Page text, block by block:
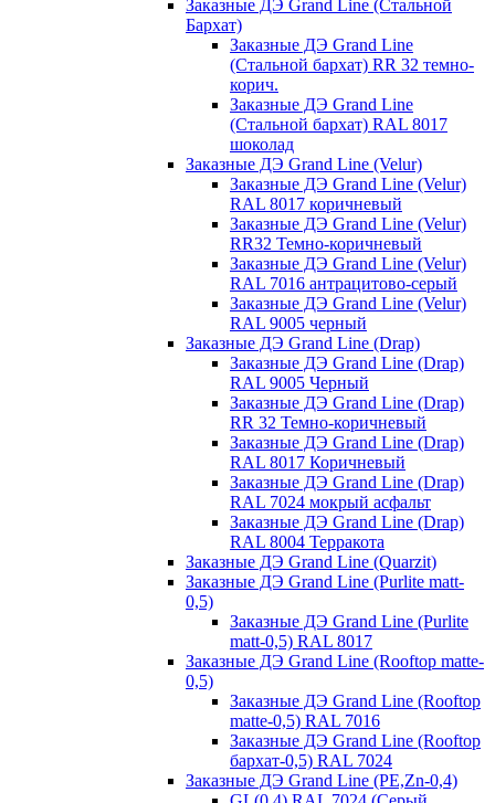
Заказные ДЭ Grand Line (Стальной
Бархат)
Заказные ДЭ Grand Line
(Стальной бархат) RR 32 темно-
корич.
Заказные ДЭ Grand Line
(Стальной бархат) RAL 8017
шоколад
Заказные ДЭ Grand Line (Velur)
Заказные ДЭ Grand Line (Velur)
RAL 8017 коричневый
Заказные ДЭ Grand Line (Velur)
RR32 Темно-коричневый
Заказные ДЭ Grand Line (Velur)
RAL 7016 антрацитово-серый
Заказные ДЭ Grand Line (Velur)
RAL 9005 черный
Заказные ДЭ Grand Line (Drap)
Заказные ДЭ Grand Line (Drap)
RAL 9005 Черный
Заказные ДЭ Grand Line (Drap)
RR 32 Темно-коричневый
Заказные ДЭ Grand Line (Drap)
RAL 8017 Коричневый
Заказные ДЭ Grand Line (Drap)
RAL 7024 мокрый асфальт
Заказные ДЭ Grand Line (Drap)
RAL 8004 Терракота
Заказные ДЭ Grand Line (Quarzit)
Заказные ДЭ Grand Line (Purlite matt-
0,5)
Заказные ДЭ Grand Line (Purlite
matt-0,5) RAL 8017
Заказные ДЭ Grand Line (Rooftop matte-
0,5)
Заказные ДЭ Grand Line (Rooftop
matte-0,5) RAL 7016
Заказные ДЭ Grand Line (Rooftop
бархат-0,5) RAL 7024
Заказные ДЭ Grand Line (PE,Zn-0,4)